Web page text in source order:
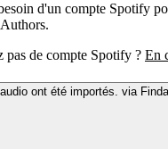
d'un compte Spotify
pas de compte Spotify ? En
ont été importés. via